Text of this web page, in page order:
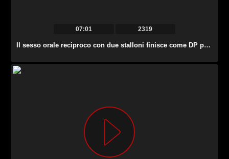
07:01 2319
Il sesso orale reciproco con due stalloni finisce come DP per la lussuriosa Cherry Kiss.